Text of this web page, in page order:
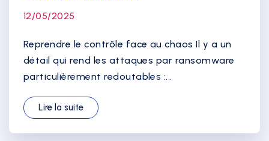
12/05/2025
Reprendre le contrôle face au chaos Il y a un
détail qui rend les attaques par ransomware
particulièrement redoutables :...
Lire la suite